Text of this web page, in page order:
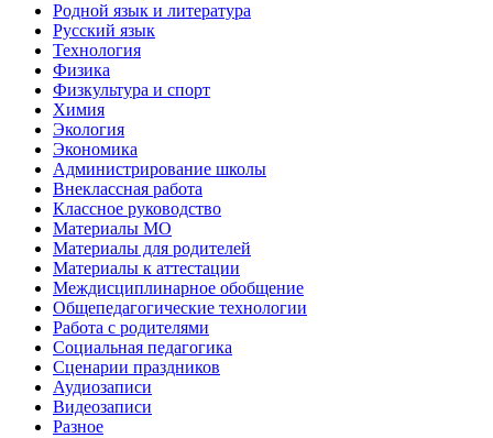
Родной язык и литература
Русский язык
Технология
Физика
Физкультура и спорт
Химия
Экология
Экономика
Администрирование школы
Внеклассная работа
Классное руководство
Материалы МО
Материалы для родителей
Материалы к аттестации
Междисциплинарное обобщение
Общепедагогические технологии
Работа с родителями
Социальная педагогика
Сценарии праздников
Аудиозаписи
Видеозаписи
Разное